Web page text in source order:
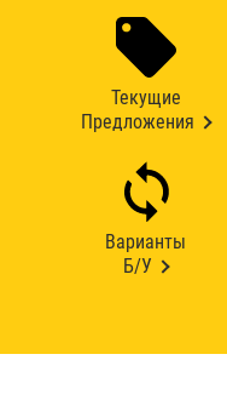
Текущие
Предложения
Варианты
Б/У